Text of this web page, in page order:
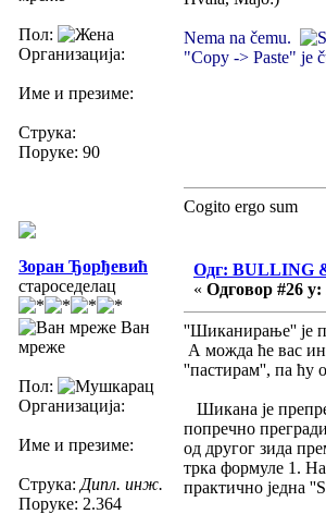
Пол:
Организација:
Име и презиме:
Струка:
Поруке: 90
Nema na čemu.
"Copy -> Paste" je
Cogito ergo sum
Зоран Ђорђевић
староседелац
Ван
мреже
Пол:
Организација:
Име и презиме:
Струка: Дипл. инж.
Поруке: 2.364
Одг: BULLING
« Одговор #26 у:
''Шиканирање'' је
А можда ће вас
''пастирам'', па ћу
Шикана је
попречно
од другог зида
трка формуле 1.
практично једна